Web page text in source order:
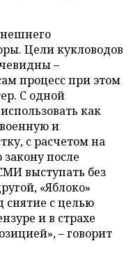
Цели кукловодов
–
процесс при этом
С одной
как
и
с расчетом на
после
выступать без
«Яблоко»
снятие с целью
и в страхе
– говорит